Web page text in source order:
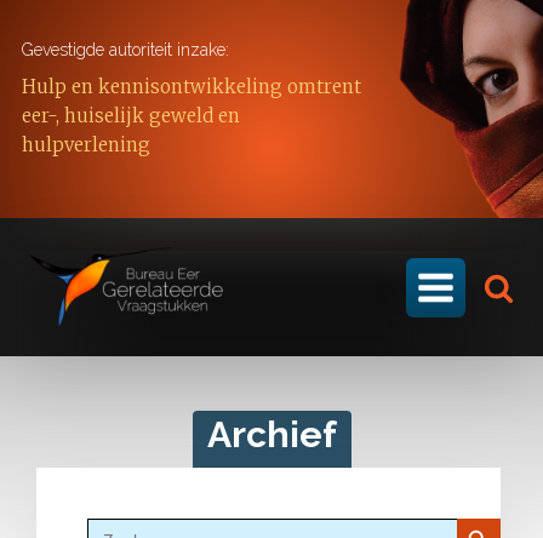
Gevestigde autoriteit inzake:
Hulp en kennisontwikkeling omtrent
eer-, huiselijk geweld en
hulpverlening
Archief
Zoek